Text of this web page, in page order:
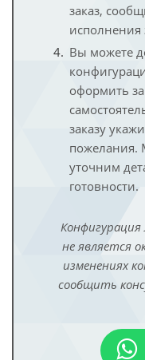
заказ,
исполнения
Вы можете
оформить
заказу
пожелания.
уточним
готовности.
не является
изменениях
сообщить